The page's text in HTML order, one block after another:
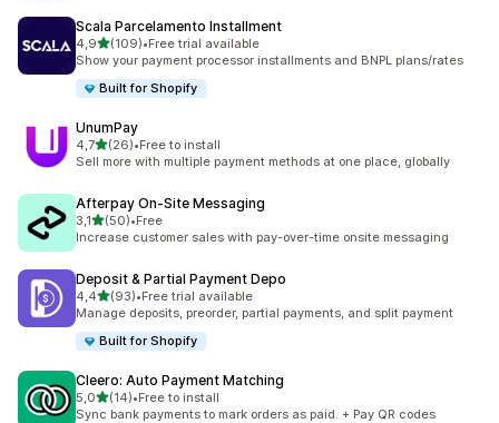
Scala Parcelamento Installment
4,95 yıldız üzerinden
(109)
toplam 109 değerlendirme
•Free trial available
Show your payment processor installments and BNPL plans/rates
Built for Shopify
UnumPay
4,75 yıldız üzerinden
(26)
toplam 26 değerlendirme
•Free to install
Sell more with multiple payment methods at one place, globally
Afterpay On‑Site Messaging
3,15 yıldız üzerinden
(50)
toplam 50 değerlendirme
•Free
Increase customer sales with pay-over-time onsite messaging
Deposit & Partial Payment Depo
4,45 yıldız üzerinden
(93)
toplam 93 değerlendirme
•Free trial available
Manage deposits, preorder, partial payments, and split payment
Built for Shopify
Cleero: Auto Payment Matching
5,05 yıldız üzerinden
(14)
toplam 14 değerlendirme
•Free to install
Sync bank payments to mark orders as paid. + Pay QR codes